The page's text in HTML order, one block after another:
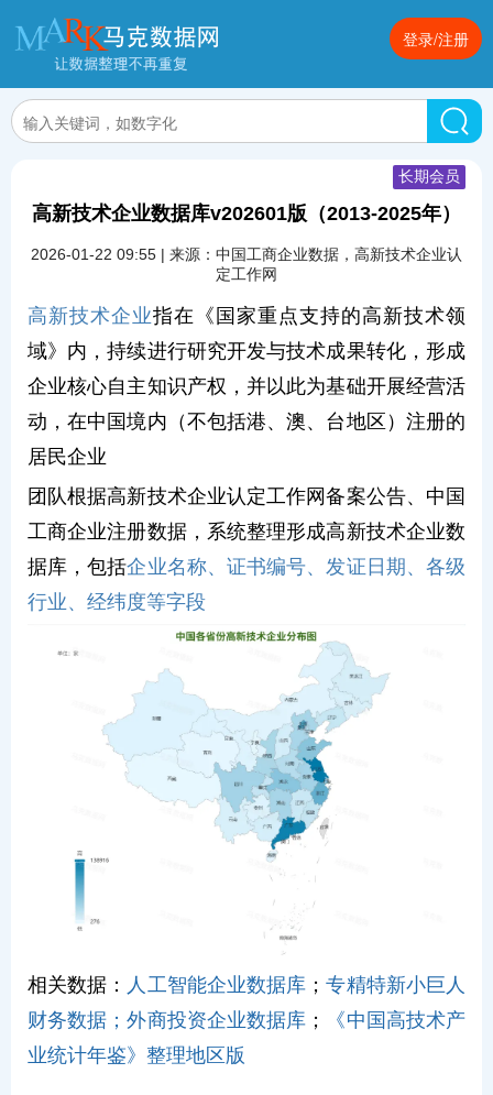
登录/注册
高新技术企业数据库v202601版（2013-2025年）
长期会员
2026-01-22 09:55 | 来源：中国工商企业数据，高新技术企业认
定工作网
高新技术企业指在《国家重点支持的高新技术领
域》内，持续进行研究开发与技术成果转化，形成
企业核心自主知识产权，并以此为基础开展经营活
动，在中国境内（不包括港、澳、台地区）注册的
居民企业
团队根据高新技术企业认定工作网备案公告、中国
工商企业注册数据，系统整理形成高新技术企业数
据库，包括企业名称、证书编号、发证日期、各级
行业、经纬度等字段
相关数据： 人工智能企业数据库 ；专精特新小巨人
财务数据；外商投资企业数据库 ；
《中国高技术产
业统计年鉴》整理地区版